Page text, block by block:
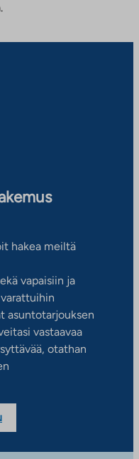
hakea meiltä
vapaisiin ja
asuntotarjouksen
vastaavaa
otathan